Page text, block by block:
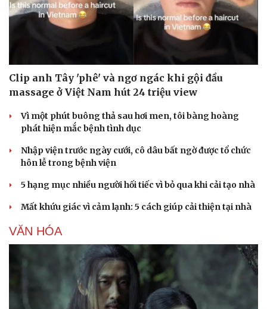
Clip anh Tây 'phê' và ngơ ngác khi gội đầu
massage ở Việt Nam hút 24 triệu view
Vì một phút buông thả sau hơi men, tôi bàng hoàng
phát hiện mắc bệnh tình dục
Nhập viện trước ngày cưới, cô dâu bất ngờ được tổ chức
hôn lễ trong bệnh viện
5 hạng mục nhiều người hối tiếc vì bỏ qua khi cải tạo nhà
Mất khứu giác vì cảm lạnh: 5 cách giúp cải thiện tại nhà
VĂN HÓA